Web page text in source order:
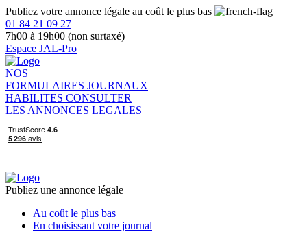
Publiez votre annonce légale au coût le plus bas
01 84 21 09 27
7h00 à 19h00 (non surtaxé)
Espace JAL-Pro
NOS
FORMULAIRES JOURNAUX
HABILITES CONSULTER
LES ANNONCES LEGALES
Publiez une annonce légale
Au coût le plus bas
En choisissant votre journal